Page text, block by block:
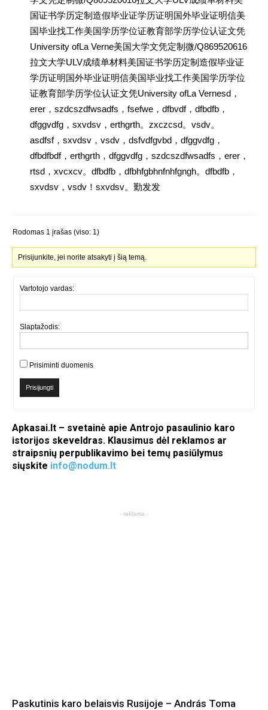
国证书学历定制造假毕业证学历证明国外毕业证明信美
国毕业找工作美国学历学位证教育部学历学位认证文凭
University ofLa Verne美国大学文凭定制微/Q869520616
拉文大学ULV成绩单材料美国证书学历定制造假毕业证
学历证明国外毕业证明信美国毕业找工作美国学历学位
证教育部学历学位认证文凭University ofLa Vernesd，
erer，szdcszdfwsadfs，fsefwe，dfbvdf，dfbdfb，
dfggvdfg，sxvdsv，erthgrth。zxczcsd。vsdv。
asdfsf，sxvdsv，vsdv，dsfvdfgvbd，dfggvdfg，
dfbdfbdf，erthgrth，dfggvdfg，szdcszdfwsadfs，erer，
rtsd，xvcxcv。dfbdfb，dfbhfgbhnfnhfgngh。dfbdfb，
sxvdsv，vsdv！sxvdsv。勤发发
Rodomas 1 įrašas (viso: 1)
Prisijunkite, jei norite atsakyti į šią temą.
Vartotojo vardas:
Slaptažodis:
Prisiminti duomenis
Prisijungti
Apkasai.lt – svetainė apie Antrojo pasaulinio karo
istorijos skeveldras. Klausimus dėl reklamos ar
straipsnių perpublikavimo bei temų pasiūlymus
siųskite info@nodum.lt
- reklama -
Paskutinis karo belaisvis Rusijoje – András Toma